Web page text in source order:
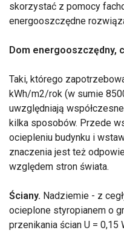
skorzystać z pomocy
energooszczędne
Dom energooszczędny,
Taki, którego
kWh/m2/rok (w sumie
uwzględniają
kilka sposobów. Przede
ociepleniu budynku i
znaczenia jest też
względem stron świata.
Ściany. Nadziemie - z
ocieplone styropianem o
przenikania ścian U = 0,15